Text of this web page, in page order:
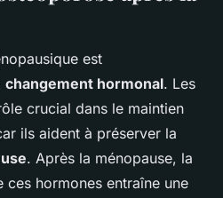
est
changement hormonal. Les
crucial dans le maintien
ils aident à préserver la
. Après la ménopause, la
hormones entraîne une